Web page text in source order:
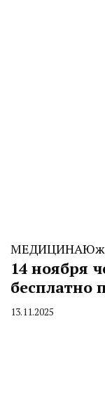
МЕДИЦИНА
14 ноября
бесплатно
By
13.11.2025